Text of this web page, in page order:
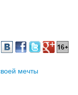
мечты